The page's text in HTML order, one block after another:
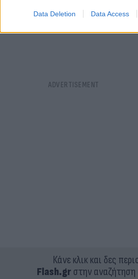
Data Deletion Data Access
Κάνε κλικ και δες
Flash.grστην αναζήτηση